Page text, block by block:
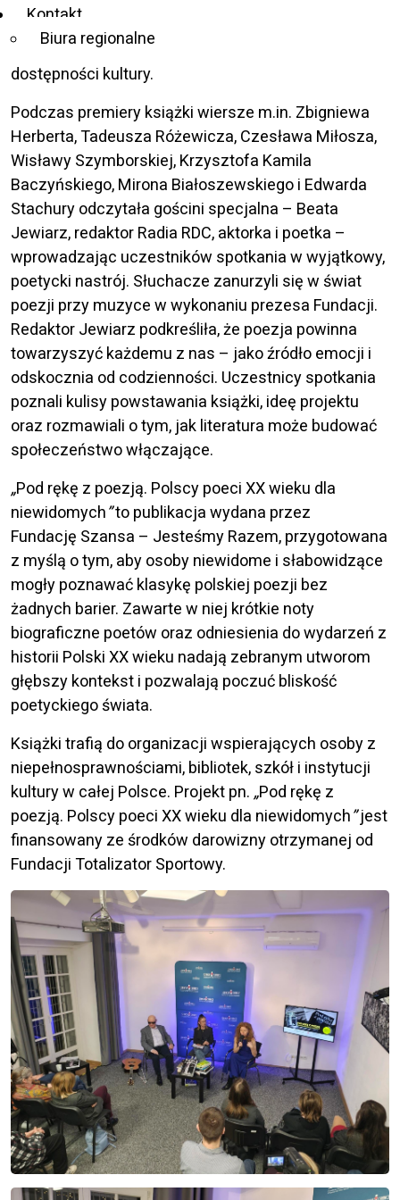
Kontakt
Biura regionalne
książek m.in. o życiu osób niewidomych i
dostępności kultury.
Podczas premiery książki wiersze m.in. Zbigniewa
Herberta, Tadeusza Różewicza, Czesława Miłosza,
Wisławy Szymborskiej, Krzysztofa Kamila
Baczyńskiego, Mirona Białoszewskiego i Edwarda
Stachury odczytała gościni specjalna – Beata
Jewiarz, redaktor Radia RDC, aktorka i poetka –
wprowadzając uczestników spotkania w wyjątkowy,
poetycki nastrój. Słuchacze zanurzyli się w świat
poezji przy muzyce w wykonaniu prezesa Fundacji.
Redaktor Jewiarz podkreśliła, że poezja powinna
towarzyszyć każdemu z nas – jako źródło emocji i
odskocznia od codzienności. Uczestnicy spotkania
poznali kulisy powstawania książki, ideę projektu
oraz rozmawiali o tym, jak literatura może budować
społeczeństwo włączające.
„Pod rękę z poezją. Polscy poeci XX wieku dla
niewidomych”to publikacja wydana przez
Fundację Szansa – Jesteśmy Razem, przygotowana
z myślą o tym, aby osoby niewidome i słabowidzące
mogły poznawać klasykę polskiej poezji bez
żadnych barier. Zawarte w niej krótkie noty
biograficzne poetów oraz odniesienia do wydarzeń z
historii Polski XX wieku nadają zebranym utworom
głębszy kontekst i pozwalają poczuć bliskość
poetyckiego świata.
Książki trafią do organizacji wspierających osoby z
niepełnosprawnościami, bibliotek, szkół i instytucji
kultury w całej Polsce. Projekt pn. „Pod rękę z
poezją. Polscy poeci XX wieku dla niewidomych”jest
finansowany ze środków darowizny otrzymanej od
Fundacji Totalizator Sportowy.